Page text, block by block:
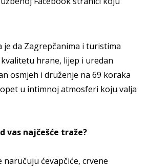
je da Zagrepčanima i turistima
hrane, lijep i uredan
osmjeh i druženje na 69 koraka
u intimnoj atmosferi koju valja
vas najčešće traže?
naručuju ćevapčiće, crvene